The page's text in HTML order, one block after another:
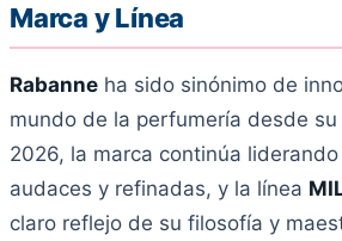
Marca y Línea
Rabanne ha sido sinónimo de
mundo de la perfumería desde su
2026, la marca continúa
audaces y refinadas, y la línea
claro reflejo de su filosofía y